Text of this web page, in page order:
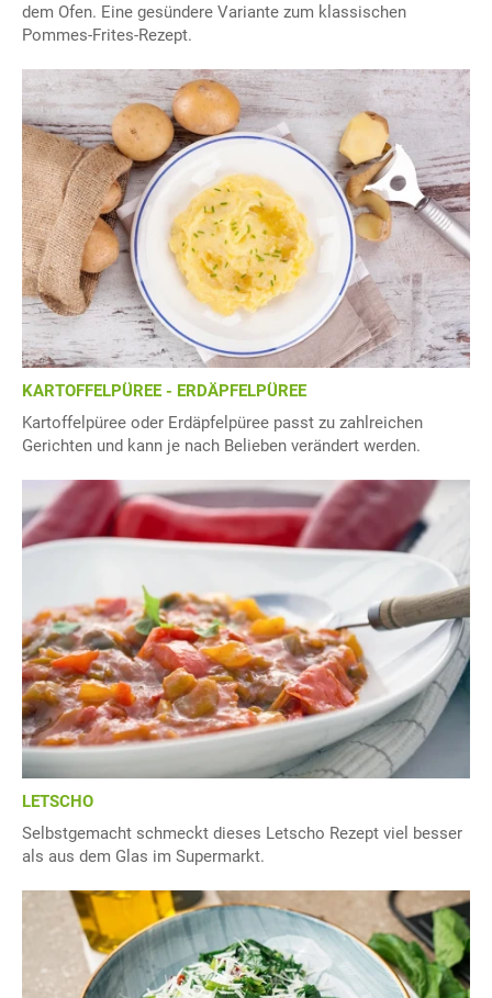
dem Ofen. Eine gesündere Variante zum klassischen
Pommes-Frites-Rezept.
KARTOFFELPÜREE - ERDÄPFELPÜREE
Kartoffelpüree oder Erdäpfelpüree passt zu zahlreichen
Gerichten und kann je nach Belieben verändert werden.
LETSCHO
Selbstgemacht schmeckt dieses Letscho Rezept viel besser
als aus dem Glas im Supermarkt.